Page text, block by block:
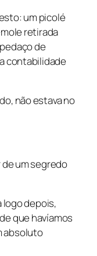
um picolé
retirada
de
contabilidade
não estava no
um segredo
logo depois,
que havíamos
absoluto